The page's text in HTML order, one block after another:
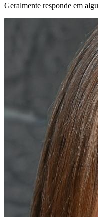
Geralmente responde em